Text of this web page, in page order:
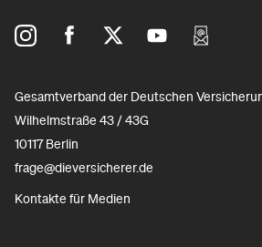
Gesamtverband der Deutschen
Wilhelmstraße 43 / 43G
10117 Berlin
frage@dieversicherer.de
Kontakte für Medien